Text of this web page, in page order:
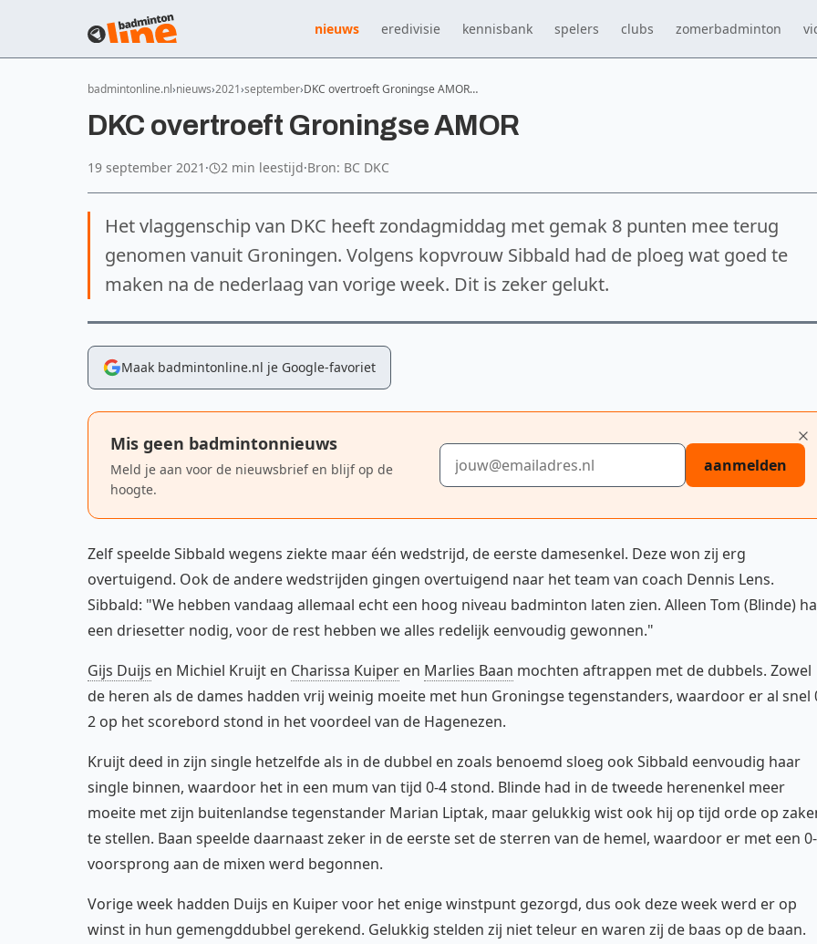
nieuws eredivisie kennisbank spelers clubs zomerbadminton
badmintonline.nl nieuws 2021 september DKC overtroeft Groningse AMOR…
DKC overtroeft Groningse AMOR
19 september 2021 · 2 min leestijd·Bron: BC DKC
Het vlaggenschip van DKC heeft zondagmiddag met gemak 8 punten mee terug
genomen vanuit Groningen. Volgens kopvrouw Sibbald had de ploeg wat goed te
maken na de nederlaag van vorige week. Dit is zeker gelukt.
Maak badmintonline.nl je Google-favoriet
Mis geen badmintonnieuws
Meld je aan voor de nieuwsbrief en blijf op de
hoogte.
E-mailadres
aanmelden
Zelf speelde Sibbald wegens ziekte maar één wedstrijd, de eerste damesenkel. Deze won zij erg
overtuigend. Ook de andere wedstrijden gingen overtuigend naar het team van coach Dennis Lens.
Sibbald: "We hebben vandaag allemaal echt een hoog niveau badminton laten zien. Alleen Tom (Blinde)
een driesetter nodig, voor de rest hebben we alles redelijk eenvoudig gewonnen."
Gijs Duijs en Michiel Kruijt en Charissa Kuiper en Marlies Baan mochten aftrappen met de dubbels. Zowel
de heren als de dames hadden vrij weinig moeite met hun Groningse tegenstanders, waardoor er al snel
2 op het scorebord stond in het voordeel van de Hagenezen.
Kruijt deed in zijn single hetzelfde als in de dubbel en zoals benoemd sloeg ook Sibbald eenvoudig haar
single binnen, waardoor het in een mum van tijd 0-4 stond. Blinde had in de tweede herenenkel meer
moeite met zijn buitenlandse tegenstander Marian Liptak, maar gelukkig wist ook hij op tijd orde op
te stellen. Baan speelde daarnaast zeker in de eerste set de sterren van de hemel, waardoor er met een
voorsprong aan de mixen werd begonnen.
Vorige week hadden Duijs en Kuiper voor het enige winstpunt gezorgd, dus ook deze week werd er op
winst in hun gemengddubbel gerekend. Gelukkig stelden zij niet teleur en waren zij de baas op de baan.